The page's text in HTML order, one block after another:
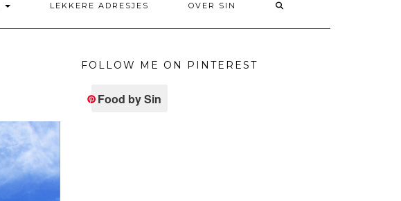
LEKKERE ADRESJES OVER SIN
FOLLOW ME ON PINTEREST
Food by Sin